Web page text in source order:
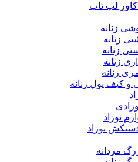
لپ تاپ
زنانه
زنانه
زنانه
زنانه
زنانه
و کیف پول زنانه
نوزاد
نوزاد
مردانه